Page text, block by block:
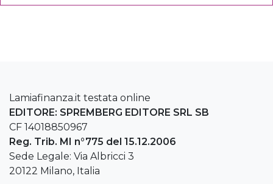
Lamiafinanza.it testata online
EDITORE: SPREMBERG EDITORE SRL SB
CF 14018850967
Reg. Trib. MI n°775 del 15.12.2006
Sede Legale: Via Albricci 3
20122 Milano, Italia